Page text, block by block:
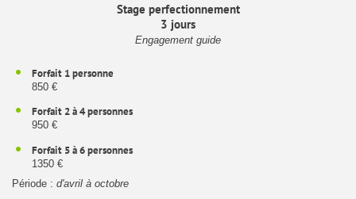
Stage perfectionnement
3 jours
Engagement guide
Forfait 1 personne
850 €
Forfait 2 à 4 personnes
950 €
Forfait 5 à 6 personnes
1350 €
Période : d'avril à octobre